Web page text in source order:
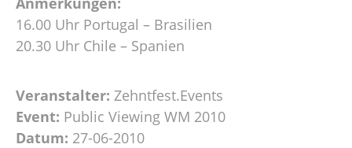
16.00 Uhr Portugal – Brasilien
20.30 Uhr Chile – Spanien
Veranstalter: Zehntfest.Events
Event: Public Viewing WM 2010
Datum: 27-06-2010